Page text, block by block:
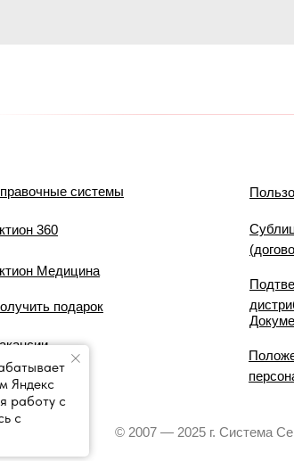
системы
360
Медицина
подарок
© 2007 — 2025 г. Система
Яндекс
работу с
с